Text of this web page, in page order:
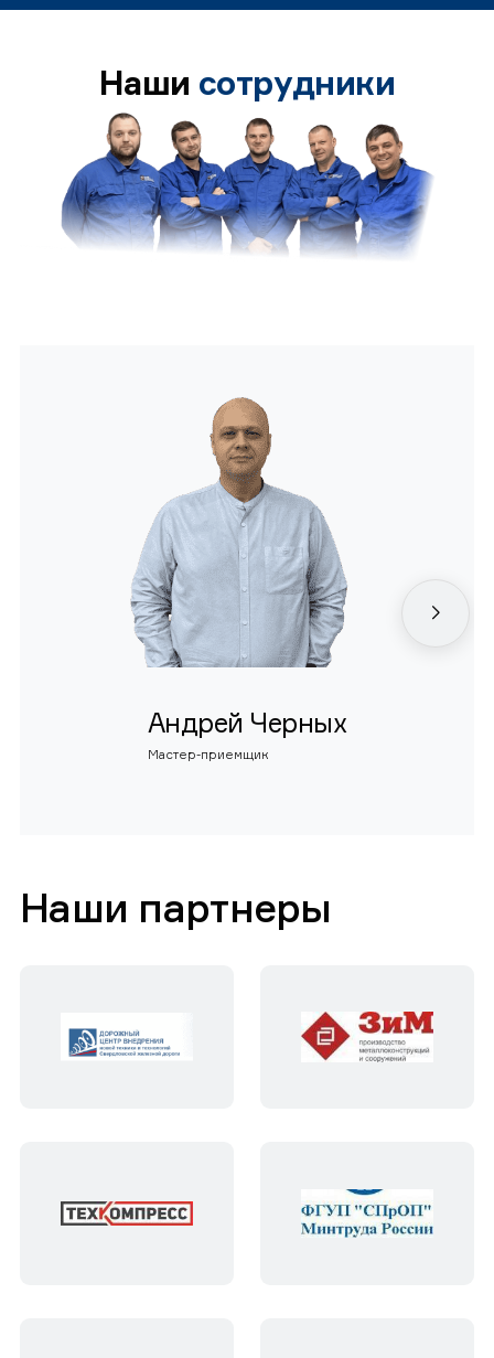
Наши сотрудники
Андрей Черных
Мастер-приемщик
Наши партнеры